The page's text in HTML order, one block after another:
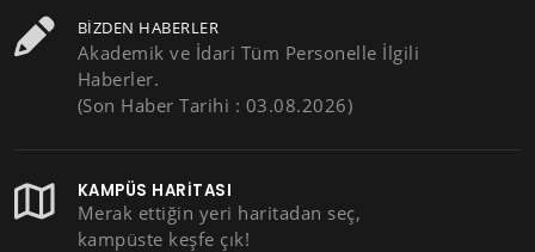
BIZDEN HABERLER
Akademik ve İdari Tüm Personelle İlgili
Haberler.
(Son Haber Tarihi : 03.08.2026)
KAMPÜS HARITASI
Merak ettiğin yeri haritadan seç,
kampüste keşfe çık!